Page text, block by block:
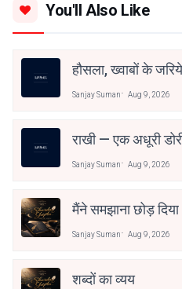
You'll Also Like
हौसला, ख्वाबों के
Sanjay Suman Aug 9, 2026
राखी — एक अधूरी
Sanjay Suman Aug 9, 2026
मैंने समझाना छोड़ दिया
Sanjay Suman Aug 9, 2026
शब्दों का व्यय